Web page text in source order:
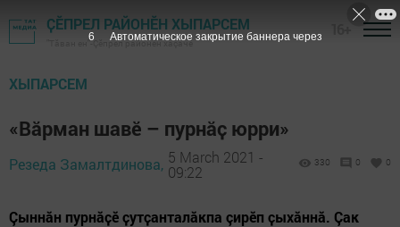
ҪӖПРЕЛ РАЙОНӖН ХЫПАРСЕМ
"Тӑван ен"-Çĕпрел районĕн хаçачӗ
ХЫПАРСЕМ
«Вӑрман шавӗ – пурнӑҫ юрри»
Резеда Замалтдинова, 5 March 2021 -
09:22
330 0 0
Çыннăн пурнӑҫӗ ҫутҫанталӑкпа çирӗп ҫыхӑннă. Çак
5 Автоматическое закрытие баннера через